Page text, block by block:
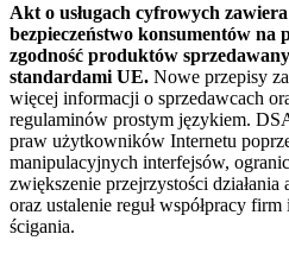
Akt o usługach cyfrowych
bezpieczeństwo konsumentów
zgodność produktów
standardami UE. Nowe przepisy
więcej informacji o sprzedawcach
regulaminów prostym językiem.
praw użytkowników Internetu
manipulacyjnych interfejsów,
zwiększenie przejrzystości
oraz ustalenie reguł współpracy
ścigania.